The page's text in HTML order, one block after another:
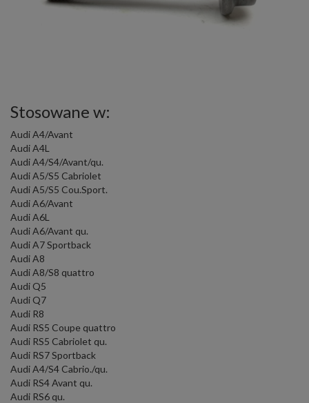
Stosowane w:
Audi A4/Avant
Audi A4L
Audi A4/S4/Avant/qu.
Audi A5/S5 Cabriolet
Audi A5/S5 Cou.Sport.
Audi A6/Avant
Audi A6L
Audi A6/Avant qu.
Audi A7 Sportback
Audi A8
Audi A8/S8 quattro
Audi Q5
Audi Q7
Audi R8
Audi RS5 Coupe quattro
Audi RS5 Cabriolet qu.
Audi RS7 Sportback
Audi A4/S4 Cabrio./qu.
Audi RS4 Avant qu.
Audi RS6 qu.